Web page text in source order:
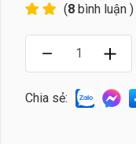
(8 bình luận )
Chia sẻ: